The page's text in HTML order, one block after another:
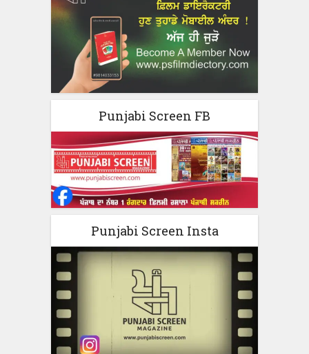
Punjabi Screen FB
Punjabi Screen Insta